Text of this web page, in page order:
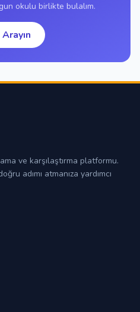
okulu birlikte bulalım.
ve karşılaştırma platformu.
adımı atmanıza yardımcı